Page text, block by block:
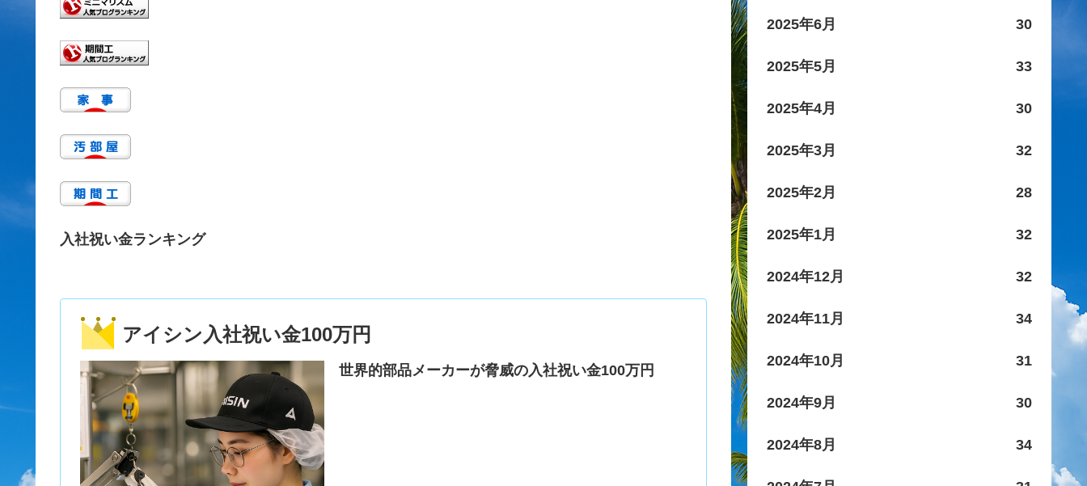
入社祝い金ランキング
アイシン入社祝い金100万円
世界的部品メーカーが脅威の入社祝い金100万円
2025年6月 30
2025年5月 33
2025年4月 30
2025年3月 32
2025年2月 28
2025年1月 32
2024年12月 32
2024年11月 34
2024年10月 31
2024年9月 30
2024年8月 34